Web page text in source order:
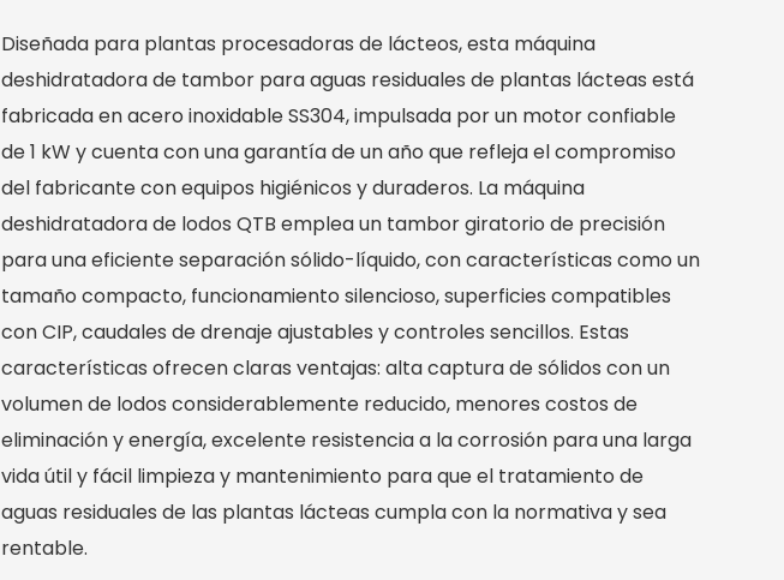
Diseñada para plantas procesadoras de lácteos, esta máquina
deshidratadora de tambor para aguas residuales de plantas lácteas está
fabricada en acero inoxidable SS304, impulsada por un motor confiable
de 1 kW y cuenta con una garantía de un año que refleja el compromiso
del fabricante con equipos higiénicos y duraderos. La máquina
deshidratadora de lodos QTB emplea un tambor giratorio de precisión
para una eficiente separación sólido-líquido, con características como un
tamaño compacto, funcionamiento silencioso, superficies compatibles
con CIP, caudales de drenaje ajustables y controles sencillos. Estas
características ofrecen claras ventajas: alta captura de sólidos con un
volumen de lodos considerablemente reducido, menores costos de
eliminación y energía, excelente resistencia a la corrosión para una larga
vida útil y fácil limpieza y mantenimiento para que el tratamiento de
aguas residuales de las plantas lácteas cumpla con la normativa y sea
rentable.